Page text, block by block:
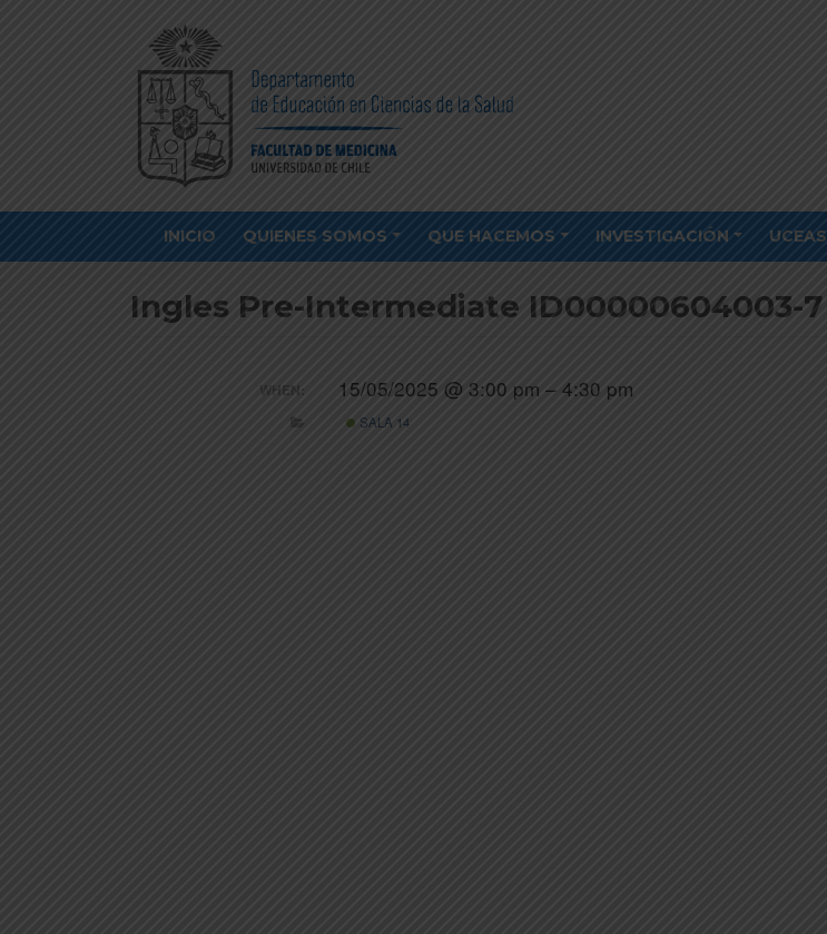
INICIO QUIENES SOMOS QUE HACEMOS INVESTIGACIÓN UCEAS
Ingles Pre-Intermediate ID00000604003-7
WHEN: 15/05/2025 @ 3:00 pm – 4:30 pm
SALA 14